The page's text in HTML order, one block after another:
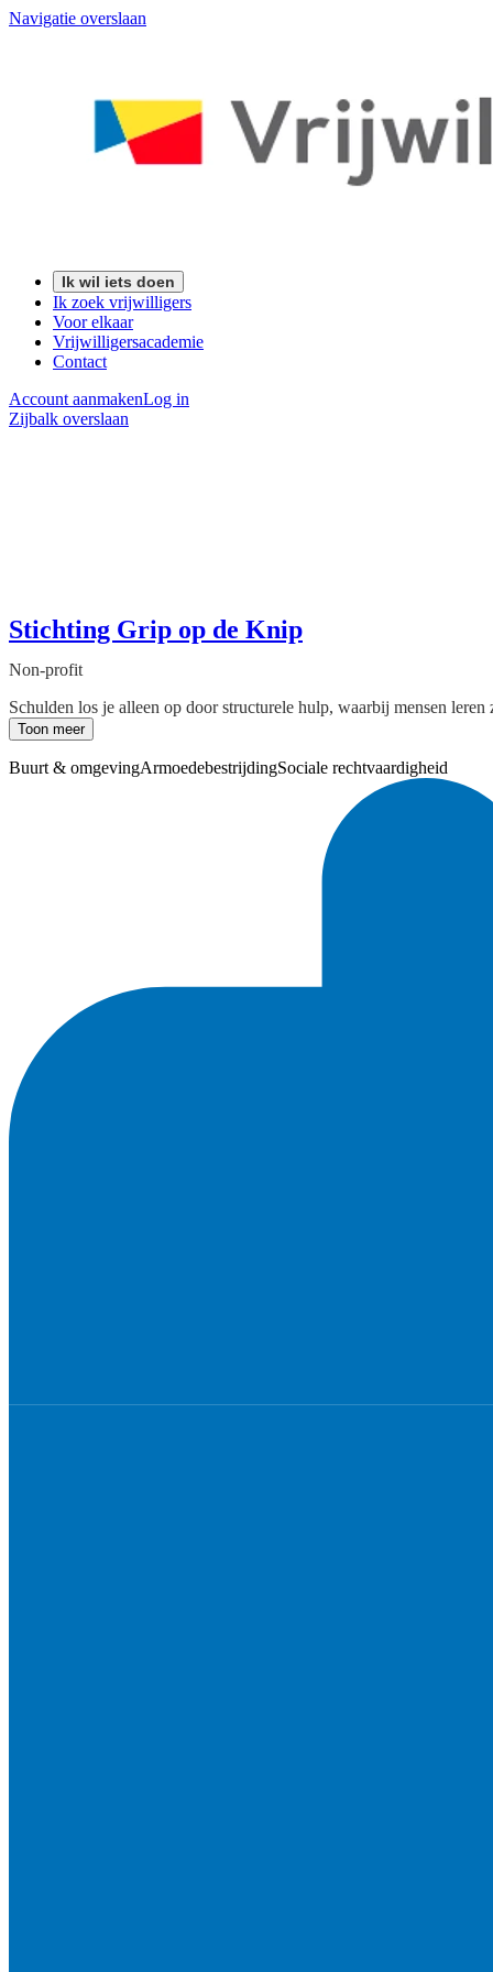
Navigatie overslaan
Ik wil iets doen
Ik zoek vrijwilligers
Voor elkaar
Vrijwilligersacademie
Contact
Account aanmakenLog in
Zijbalk overslaan
Stichting Grip op de Knip
Non-profit
Schulden los je alleen op door structurele hulp, waarbij mensen
Toon meer
Buurt & omgevingArmoedebestrijdingSociale rechtvaardigheid